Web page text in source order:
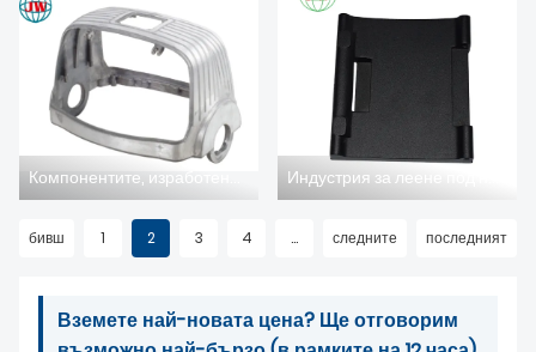
бивш 1 2 3 4 ... следните последният
Вземете най-новата цена? Ще отговорим